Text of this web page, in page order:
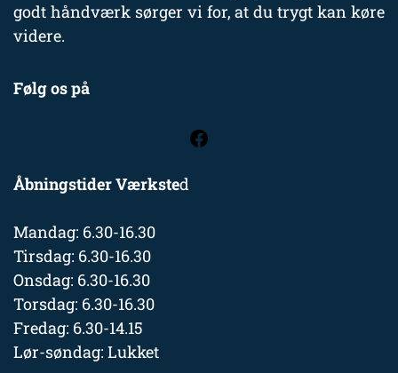
godt håndværk sørger vi for, at du trygt kan køre
videre.
Følg os på
Åbningstider Værksted
Mandag: 6.30-16.30
Tirsdag: 6.30-16.30
Onsdag: 6.30-16.30
Torsdag: 6.30-16.30
Fredag: 6.30-14.15
Lør-søndag: Lukket